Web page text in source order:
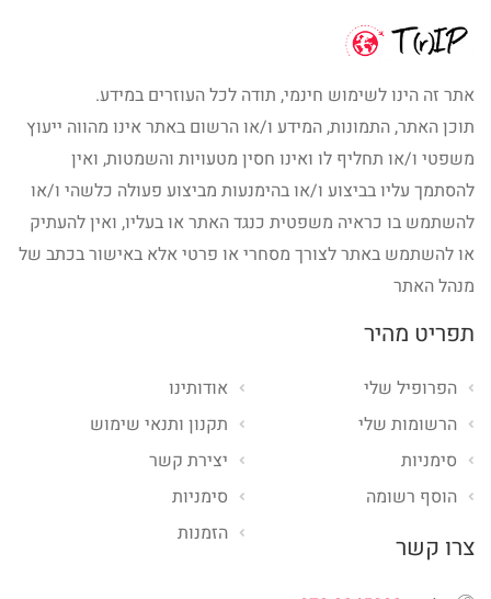
אתר זה הינו לשימוש חינמי, תודה לכל העוזרים במידע.
תוכן האתר, התמונות, המידע ו/או הרשום באתר אינו מהווה ייעוץ
משפטי ו/או תחליף לו ואינו חסין מטעויות והשמטות, ואין
להסתמך עליו בביצוע ו/או בהימנעות מביצוע פעולה כלשהי ו/או
להשתמש בו כראיה משפטית כנגד האתר או בעליו, ואין להעתיק
או להשתמש באתר לצורך מסחרי או פרטי אלא באישור בכתב של
מנהל האתר
תפריט מהיר
אודותינו
תקנון ותנאי שימוש
יצירת קשר
סימניות
הזמנות
הפרופיל שלי
הרשומות שלי
סימניות
הוסף רשומה
צרו קשר